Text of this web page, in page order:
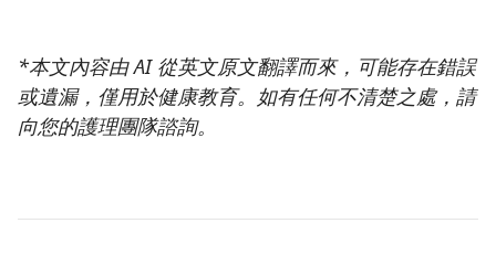
*本文內容由 AI 從英文原文翻譯而來，可能存在錯誤
或遺漏，僅用於健康教育。如有任何不清楚之處，請
向您的護理團隊諮詢。